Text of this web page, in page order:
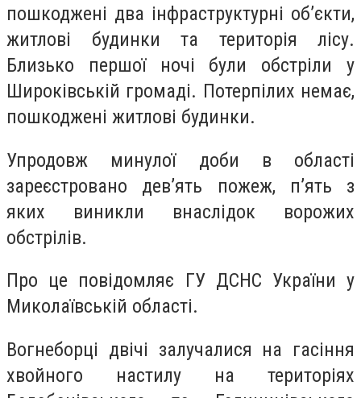
пошкоджені два інфраструктурні об’єкти,
житлові будинки та територія лісу.
Близько першої ночі були обстріли у
Широківській громаді. Потерпілих немає,
пошкоджені житлові будинки.
Упродовж минулої доби в області
зареєстровано дев’ять пожеж, п’ять з
яких виникли внаслідок ворожих
обстрілів.
Про це повідомляє ГУ ДСНС України у
Миколаївській області.
Вогнеборці двічі залучалися на гасіння
хвойного настилу на територіях